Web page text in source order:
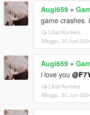
Augi659 »
game crashes.
Lihat Konteks
Minggu, 30 Juni
Augi659 »
i love you
Lihat Konteks
Minggu, 30 Juni